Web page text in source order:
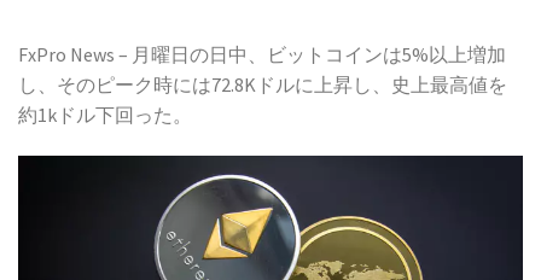
FxPro News – 月曜日の日中、ビットコインは5%以上増加
し、そのピーク時には72.8Kドルに上昇し、史上最高値を
約1kドル下回った。